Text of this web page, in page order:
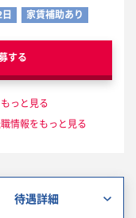
家賃補助あり
する
っと見る
情報をもっと見る
待遇詳細